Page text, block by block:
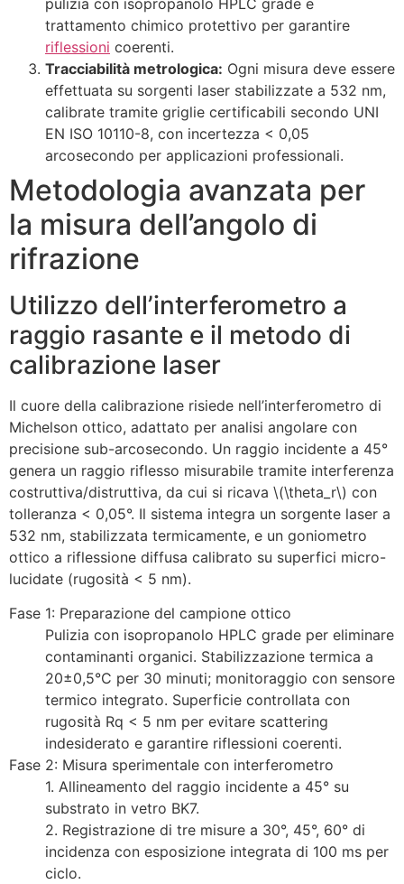
trattamento chimico protettivo per garantire
riflessioni coerenti.
Tracciabilità metrologica: Ogni misura deve essere
effettuata su sorgenti laser stabilizzate a 532 nm,
calibrate tramite griglie certificabili secondo UNI
EN ISO 10110-8, con incertezza < 0,05
arcosecondo per applicazioni professionali.
Metodologia avanzata per
la misura dell’angolo di
rifrazione
Utilizzo dell’interferometro a
raggio rasante e il metodo di
calibrazione laser
Il cuore della calibrazione risiede nell’interferometro di
Michelson ottico, adattato per analisi angolare con
precisione sub-arcosecondo. Un raggio incidente a 45°
genera un raggio riflesso misurabile tramite interferenza
costruttiva/distruttiva, da cui si ricava \(\theta_r\) con
tolleranza < 0,05°. Il sistema integra un sorgente laser a
532 nm, stabilizzata termicamente, e un goniometro
ottico a riflessione diffusa calibrato su superfici micro-
lucidate (rugosità < 5 nm).
Fase 1: Preparazione del campione ottico
Pulizia con isopropanolo HPLC grade per eliminare
contaminanti organici. Stabilizzazione termica a
20±0,5°C per 30 minuti; monitoraggio con sensore
termico integrato. Superficie controllata con
rugosità Rq < 5 nm per evitare scattering
indesiderato e garantire riflessioni coerenti.
Fase 2: Misura sperimentale con interferometro
1. Allineamento del raggio incidente a 45° su
substrato in vetro BK7.
2. Registrazione di tre misure a 30°, 45°, 60° di
incidenza con esposizione integrata di 100 ms per
ciclo.